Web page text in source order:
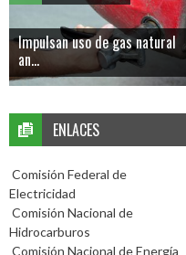
Impulsan uso de gas natural
an...
ENLACES
Comisión Federal de
Electricidad
Comisión Nacional de
Hidrocarburos
Comisión Nacional de Energía